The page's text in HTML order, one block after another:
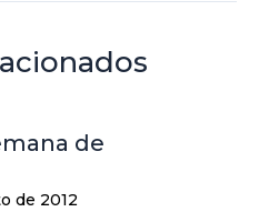
de
de 2012